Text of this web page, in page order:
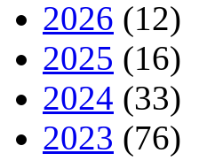
2026 (12)
2025 (16)
2024 (33)
2023 (76)